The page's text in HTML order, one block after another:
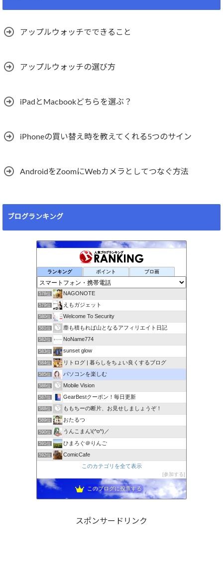
アップルウォッチでできること
アップルウォッチの選び方
iPadとMacbookどちらを選ぶ？
iPhoneの買い替え時を教えてくれる5つのサイン
AndroidをZoomにWebカメラとしてつなぐ方法
ブログランキング
ランキング ポイント ブロ画
578位 NAGONOTE
579位 えもガジェット
580位 Welcome To Security
581位 塵も積もれば山となるアフィリエイト日記
582位 NoName774
583位 sunset glow
584位 リトログ | 暮らしをちょい良くするブログ
585位 パソコンを楽しむ
586位 Mobile Vision
587位 GearBestクーポン！毎日更新
588位 ももちーの断片、お見せしましょうぞ！
589位 おたるつ
590位 うんこまん\(^o^)／
591位 ひまろぐ＠りんご
592位
ComicCafe
このカテゴリを全て表示
参加する
このブログに投票する
スポンサードリンク